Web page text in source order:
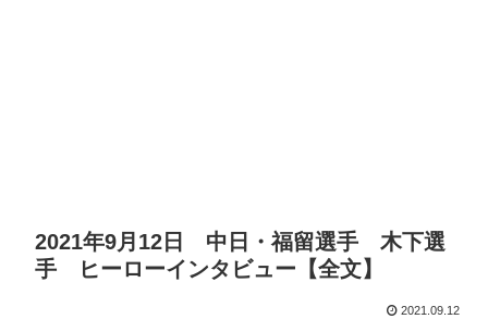
2021年9月12日 中日・福留選手 木下選
手 ヒーローインタビュー【全文】
2021.09.12